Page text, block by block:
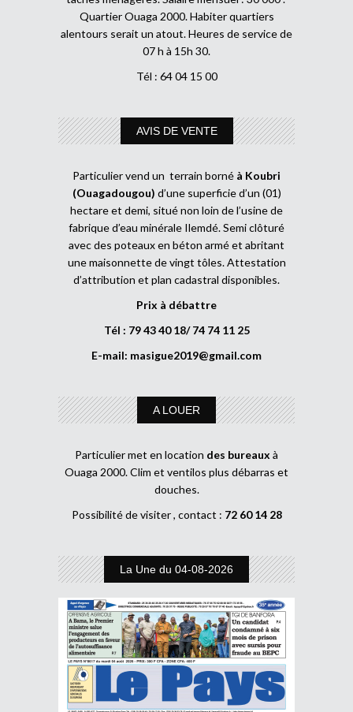
Quartier Ouaga 2000. Habiter quartiers
alentours serait un atout. Heures de service de
07 h à 15h 30.
Tél : 64 04 15 00
AVIS DE VENTE
Particulier vend un terrain borné à Koubri
(Ouagadougou) d’une superficie d’un (01)
hectare et demi, situé non loin de l’usine de
fabrique d’eau minérale Ilemdé. Semi clôturé
avec des poteaux en béton armé et abritant
une maisonnette de vingt tôles. Attestation
d’attribution et plan cadastral disponibles.
Prix à débattre
Tél : 79 43 40 18/ 74 74 11 25
E-mail: masigue2019@gmail.com
A LOUER
Particulier met en location des bureaux à
Ouaga 2000. Clim et ventilos plus débarras et
douches.
Possibilité de visiter , contact : 72 60 14 28
La Une du 04-08-2026